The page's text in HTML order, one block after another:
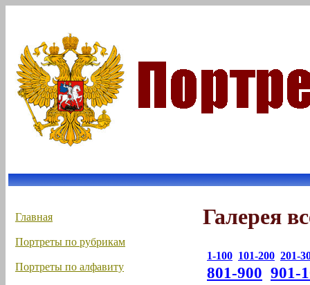
Главная
Портреты по рубрикам
Портреты по алфавиту
Галерея
1-100 101-200 201-
801-900 901-